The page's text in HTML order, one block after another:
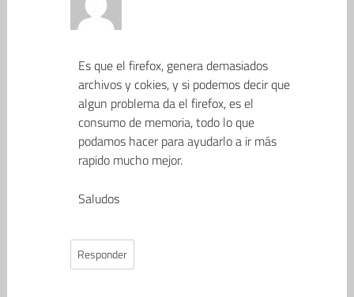
Es que el firefox, genera demasiados
archivos y cokies, y si podemos decir que
algun problema da el firefox, es el
consumo de memoria, todo lo que
podamos hacer para ayudarlo a ir más
rapido mucho mejor.
Saludos
Responder